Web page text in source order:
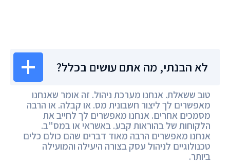
לא הבנתי, מה אתם עושים בכלל?
טוב ששאלת. אנחנו מערכת ניהול. זה אומר שאנחנו
מאפשרים לך ליצור חשבונית מס. או קבלה. או הרבה
מסמכים אחרים. אנחנו מאפשרים לך לחייב את
הלקוחות של בהוראות קבע. באשראי או במס"ב.
אנחנו מאפשרים הרבה מאוד דברים שהם כולם כלים
טכנולוגיים לניהול עסק בצורה היעילה והמועילה
ביותר.